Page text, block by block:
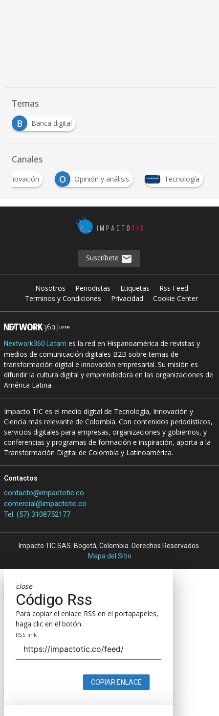
Temas
B
Banca digital
Canales
Innovación O Opinión y análisis Tecnología
Suscríbete
Nosotros Periodistas Etiquetas
Rss Feed
Terminos y Condiciones
Privacidad Cookie Center
Nextwork360 Latam es la red en Hispanoamérica de revistas y
medios de comunicación digitales B2B sobre temas de
transformación digital e innovación empresarial. Su misión es
difundir la cultura digital y emprendedora en las organizaciones de
América Latina.
Impacto TIC es el medio digital de Tecnología, Innovación y
Ciencia más relevante de Colombia. Con contenidos periodísticos,
servicios digitales para empresas, organizaciones y gobiernos, y
conferencias y programas de formación e inspiración, aporta a la
Transformación Digital de Colombia y Latinoamérica.
Contactos
contacto@impactotic.co
comercial@impactotic.co
Tel. (57) 3108752177
Impacto TIC SAS. Bogotá, Colombia. Derechos Reservados.
Mapa del Sitio
close
Código Rss
Para copiar el enlace RSS en el portapapeles,
haga clic en el botón.
RSS link
COPIAR ENLACE